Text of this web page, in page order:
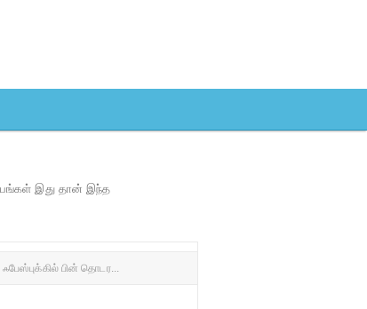
இது தான் இந்த
ஃபேஸ்புக்கில் பின் தொடர...